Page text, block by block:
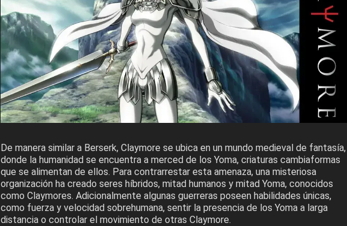
De manera similar a Berserk, Claymore se ubica en un mundo medieval de fantasía,
donde la humanidad se encuentra a merced de los Yoma, criaturas cambiaformas
que se alimentan de ellos. Para contrarrestar esta amenaza, una misteriosa
organización ha creado seres híbridos, mitad humanos y mitad Yoma, conocidos
como Claymores. Adicionalmente algunas guerreras poseen habilidades únicas,
como fuerza y velocidad sobrehumana, sentir la presencia de los Yoma a larga
distancia o controlar el movimiento de otras Claymore.